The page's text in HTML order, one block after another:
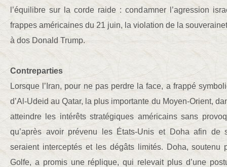
l’équilibre sur la corde raide : condamner l’agression
frappes américaines du 21 juin, la violation de la
à dos Donald Trump.
Contreparties
Lorsque l’Iran, pour ne pas perdre la face, a frappé
d’Al-Udeid au Qatar, la plus importante du Moyen-Orient,
atteindre les intérêts stratégiques américains sans
qu’après avoir prévenu les États-Unis et Doha afin de
seraient interceptés et les dégâts limités. Doha, soutenu
Golfe, a promis une réplique, qui relevait plus d’une